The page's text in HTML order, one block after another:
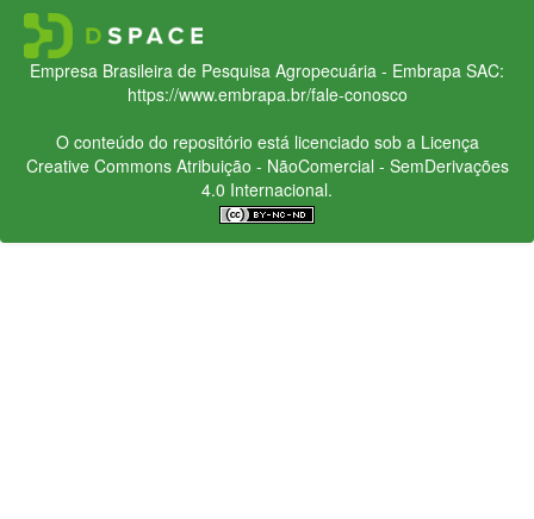
Empresa Brasileira de Pesquisa Agropecuária - Embrapa SAC:
https://www.embrapa.br/fale-conosco
O conteúdo do repositório está licenciado sob a Licença
Creative CommonsAtribuição - NãoComercial - SemDerivações
4.0 Internacional.